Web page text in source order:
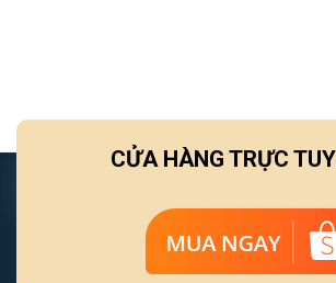
CỬA HÀNG TRỰC